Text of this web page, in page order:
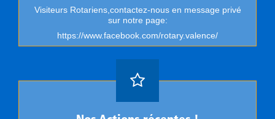
Visiteurs Rotariens,contactez-nous en message privé
sur notre page:
https://www.facebook.com/rotary.valence/